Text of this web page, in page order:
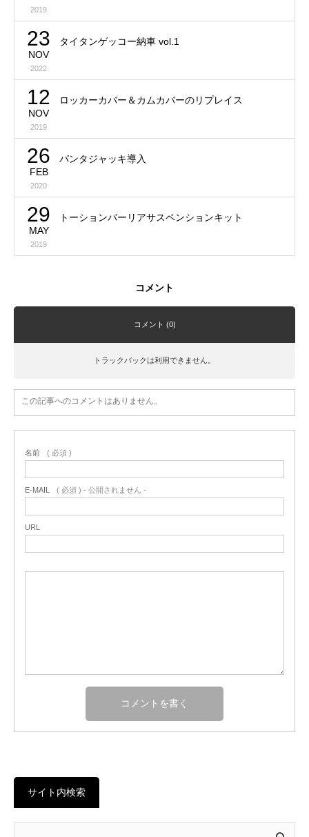
2019
23
NOV
2022
タイタンゲッコー納車 vol.1
12
NOV
2019
ロッカーカバー＆カムカバーのリプレイス
26
FEB
2020
パンタジャッキ導入
29
MAY
2019
トーションバーリアサスペンションキット
コメント
コメント (0)
トラックバックは利用できません。
この記事へのコメントはありません。
名前 ( 必須 )
E-MAIL ( 必須 ) - 公開されません -
URL
サイト内検索